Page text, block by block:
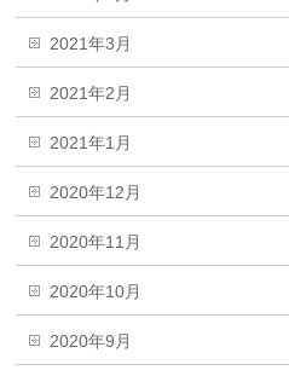
2021年3月
2021年2月
2021年1月
2020年12月
2020年11月
2020年10月
2020年9月